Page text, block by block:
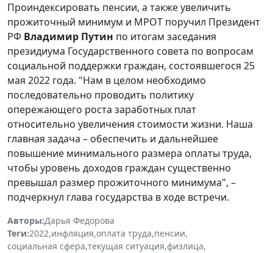
Проиндексировать пенсии, а также увеличить
прожиточный минимум и МРОТ поручил Президент
РФ Владимир Путин по итогам заседания
президиума Государственного совета по вопросам
социальной поддержки граждан, состоявшегося 25
мая 2022 года. "Нам в целом необходимо
последовательно проводить политику
опережающего роста заработных плат
относительно увеличения стоимости жизни. Наша
главная задача – обеспечить и дальнейшее
повышение минимального размера оплаты труда,
чтобы уровень доходов граждан существенно
превышал размер прожиточного минимума", –
подчеркнул глава государства в ходе встречи.
Авторы:Дарья Федорова
Теги:2022,инфляция,оплата труда,пенсии,
социальная сфера,текущая ситуация,физлица,